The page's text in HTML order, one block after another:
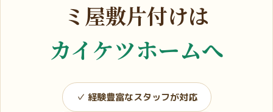
ミ屋敷片付けは
カイケツホームへ
✓ 経験豊富なスタッフが対応